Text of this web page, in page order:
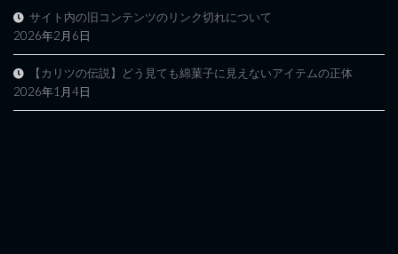
サイト内の旧コンテンツのリンク切れについて
2026年2月6日
【カリツの伝説】どう見ても綿菓子に見えないアイテムの正体
2026年1月4日